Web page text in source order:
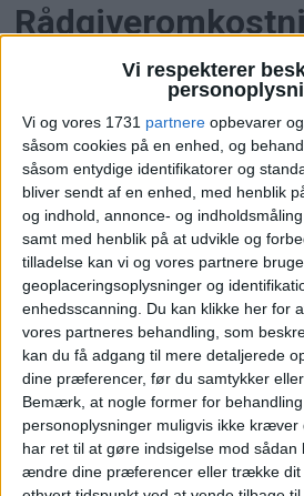
Vi respekterer
Vi og vores 1731 partnere opbevarer
såsom cookies på en enhed, og
såsom entydige identifikatorer og
bliver sendt af en enhed, med henblik
og indhold, annonce- og
samt med henblik på at udvikle og
tilladelse kan vi og vores partnere
geoplaceringsoplysninger og
enhedsscanning. Du kan klikke her for
vores partneres behandling, som
kan du få adgang til mere detaljerede
dine præferencer, før du samtykker
Bemærk, at nogle former for
personoplysninger muligvis ikke kræver
har ret til at gøre indsigelse mod sådan
ændre dine præferencer eller trække dit
løber løbsk i
konkurs
Spirit Airlines' konkurs har
rådgiveromkostninger på over
– og regningen fortsætter